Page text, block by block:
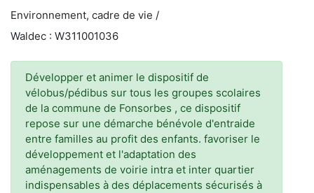
Environnement, cadre de vie /
Waldec : W311001036
Développer et animer le dispositif de
vélobus/pédibus sur tous les groupes scolaires
de la commune de Fonsorbes , ce dispositif
repose sur une démarche bénévole d'entraide
entre familles au profit des enfants. favoriser le
développement et l'adaptation des
aménagements de voirie intra et inter quartier
indispensables à des déplacements sécurisés à